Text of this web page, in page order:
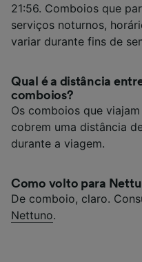
21:56. Comboios que
serviços noturnos,
variar durante fins de
Qual é a distância
comboios?
Os comboios que
cobrem uma distância
durante a viagem.
Como volto para
De comboio, claro.
Nettuno.